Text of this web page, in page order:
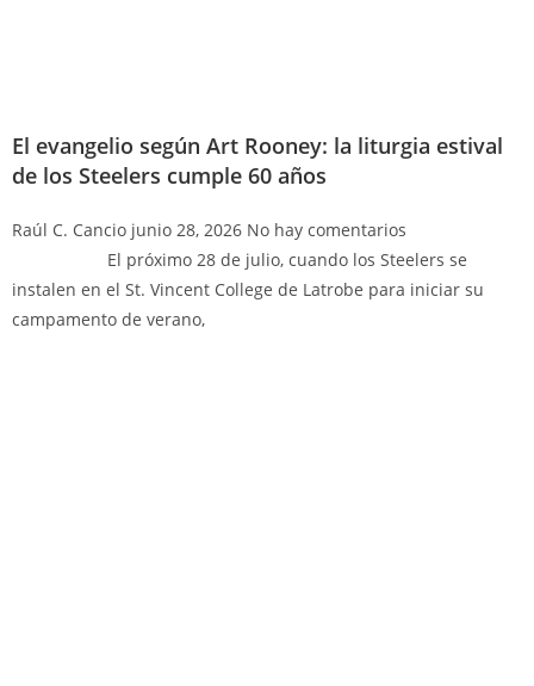
El evangelio según Art Rooney: la liturgia estival
de los Steelers cumple 60 años
Raúl C. Cancio junio 28, 2026 No hay comentarios
El próximo 28 de julio, cuando los Steelers se
instalen en el St. Vincent College de Latrobe para iniciar su
campamento de verano,